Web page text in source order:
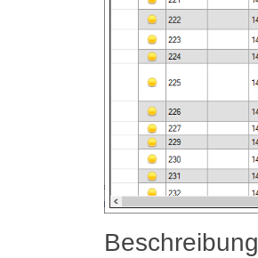
Beschreibung